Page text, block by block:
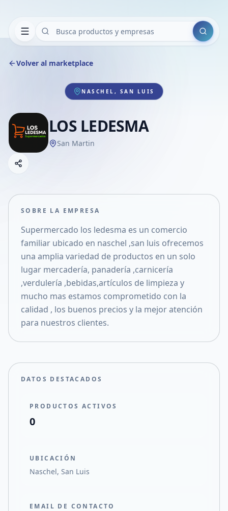
Buscar
Volver al marketplace
NASCHEL, SAN LUIS
LOS LEDESMA
San Martin
Compartir empresa
Compartir en X
SOBRE LA EMPRESA
Supermercado los ledesma es un comercio
familiar ubicado en naschel ,san luis ofrecemos
una amplia variedad de productos en un solo
lugar mercadería, panadería ,carnicería
,verdulería ,bebidas,artículos de limpieza y
mucho mas estamos comprometido con la
calidad , los buenos precios y la mejor atención
para nuestros clientes.
DATOS DESTACADOS
PRODUCTOS ACTIVOS
0
UBICACIÓN
Naschel, San Luis
EMAIL DE CONTACTO